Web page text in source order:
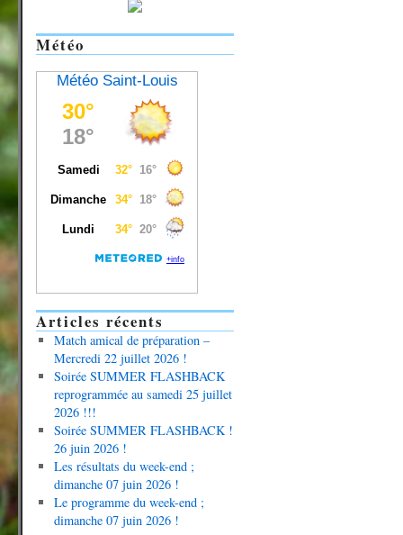
Météo
Météo Saint-Louis
Articles récents
Match amical de préparation –
Mercredi 22 juillet 2026 !
Soirée SUMMER FLASHBACK
reprogrammée au samedi 25 juillet
2026 !!!
Soirée SUMMER FLASHBACK !
26 juin 2026 !
Les résultats du week-end ;
dimanche 07 juin 2026 !
Le programme du week-end ;
dimanche 07 juin 2026 !